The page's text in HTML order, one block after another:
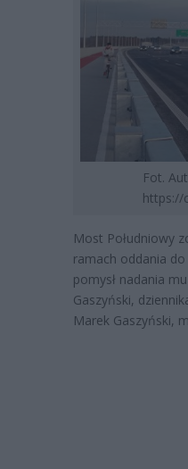
Fot.
https://
Most Południowy
ramach oddania
pomysł nadania
Gaszyński,
Marek Gaszyński,